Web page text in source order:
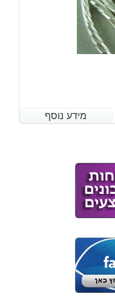
מידע נוסף
מידע נוסף